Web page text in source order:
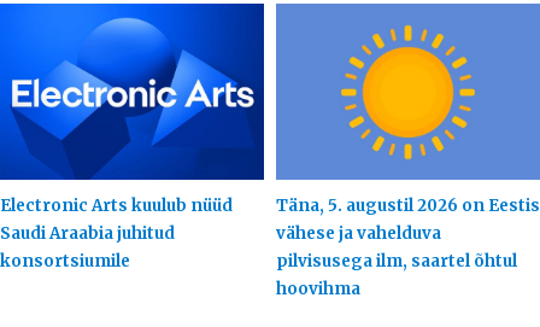
Electronic Arts kuulub nüüd
Saudi Araabia juhitud
konsortsiumile
Täna, 5. augustil 2026 on Eestis
vähese ja vahelduva
pilvisusega ilm, saartel õhtul
hoovihma